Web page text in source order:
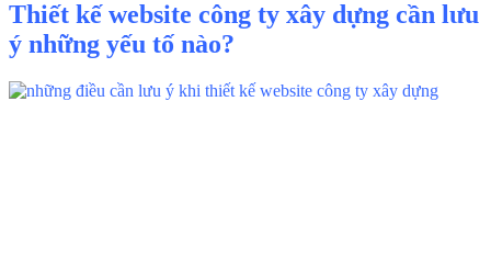
Thiết kế website công ty xây dựng cần lưu
ý những yếu tố nào?